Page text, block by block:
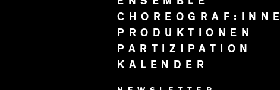
PRODUKTIONEN
PARTIZIPATION
KALENDER